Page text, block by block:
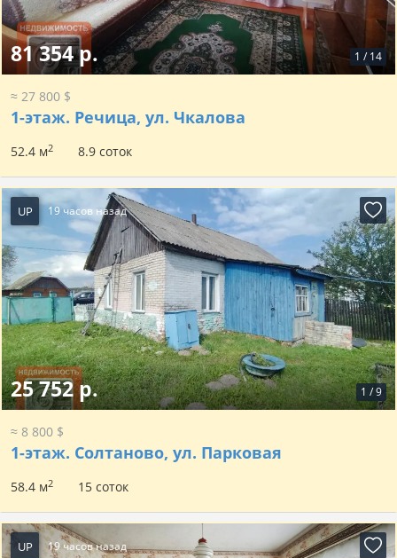
1 / 14
81 354 р.
≈ 27 800 $
1-этаж. Речица, ул. Чкалова
52.4 м2 8.9 соток
UP 19 часов назад
1 /9
25 752 р.
≈ 8 800 $
1-этаж. Солтаново, ул. Парковая
58.4 м2 15 соток
UP 19 часов назад